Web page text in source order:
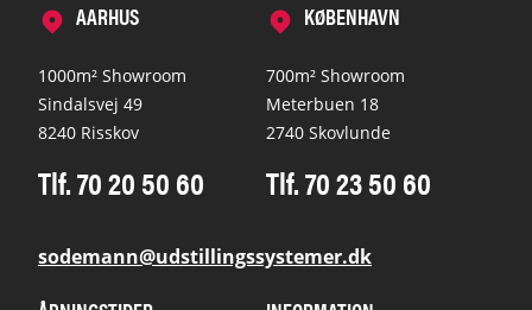
AARHUS
1000m² Showroom
Sindalsvej 49
8240 Risskov
Tlf. 70 20 50 60
sodemann@udstillingssystemer.dk
KØBENHAVN
700m² Showroom
Meterbuen 18
2740 Skovlunde
Tlf. 70 23 50 60